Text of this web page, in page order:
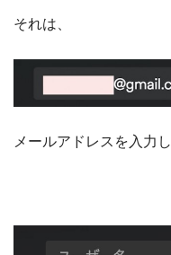
それは、
メールアドレスを入力